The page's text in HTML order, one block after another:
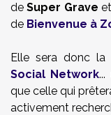
deSuper Grave
de Bienvenue à
Elle sera donc la
Social Network
que celle qui
activement